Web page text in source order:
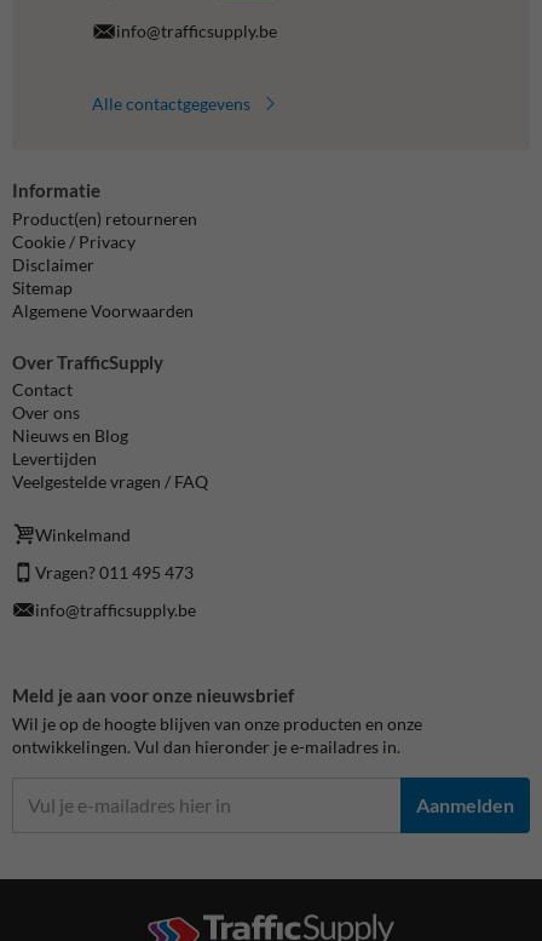
info@trafficsupply.be
Alle contactgegevens
Informatie
Product(en) retourneren
Cookie / Privacy
Disclaimer
Sitemap
Algemene Voorwaarden
Over TrafficSupply
Contact
Over ons
Nieuws en Blog
Levertijden
Veelgestelde vragen / FAQ
Winkelmand
Vragen? 011 495 473
info@trafficsupply.be
Meld je aan voor onze nieuwsbrief
Wil je op de hoogte blijven van onze producten en onze
ontwikkelingen. Vul dan hieronder je e-mailadres in.
Aanmelden